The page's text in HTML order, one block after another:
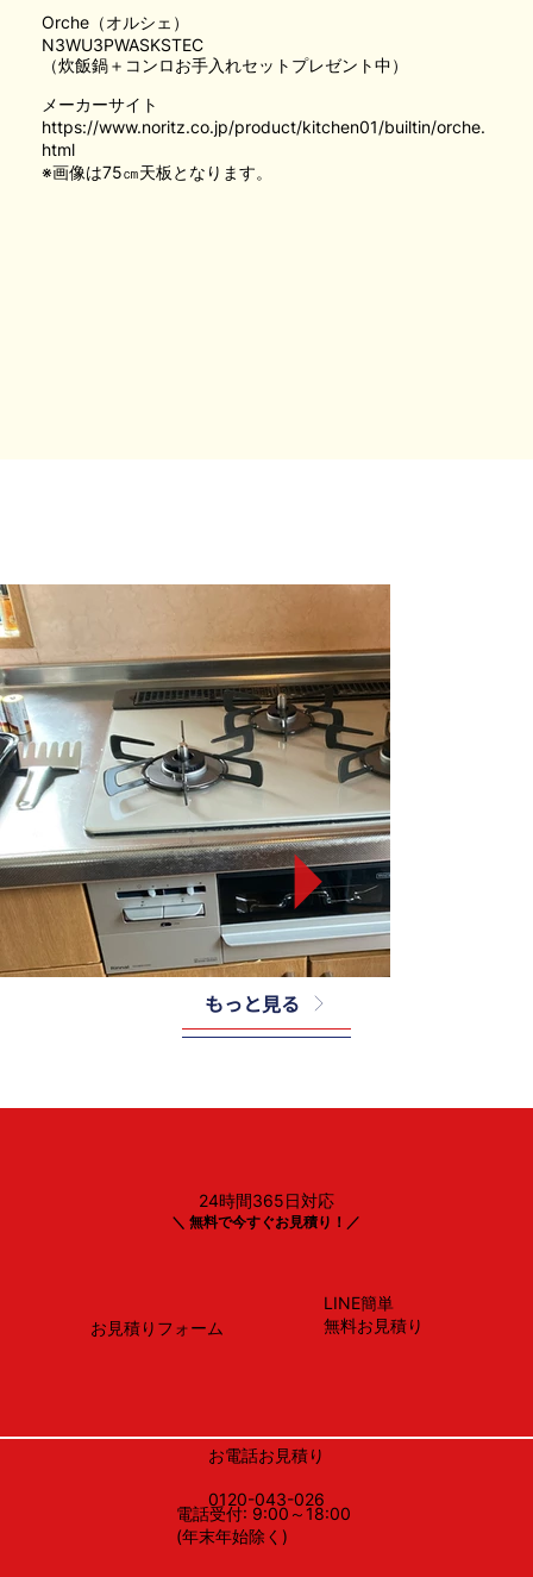
メーカーサイト
https://www.noritz.co.jp/product/kitchen01/builtin/orche.
html
※画像は75㎝天板となります。
Orche（オルシェ）
N3WU3PWASKSTEC
（炊飯鍋＋コンロお手入れセットプレゼント中）
リンナイ
もっと見る
LINE簡単
無料お見積り
0120-043-026
お電話お見積り
電話受付: 9:00～18:00
(年末年始除く)
お見積りフォーム
＼ 無料で今すぐお見積り！／
24時間365日対応